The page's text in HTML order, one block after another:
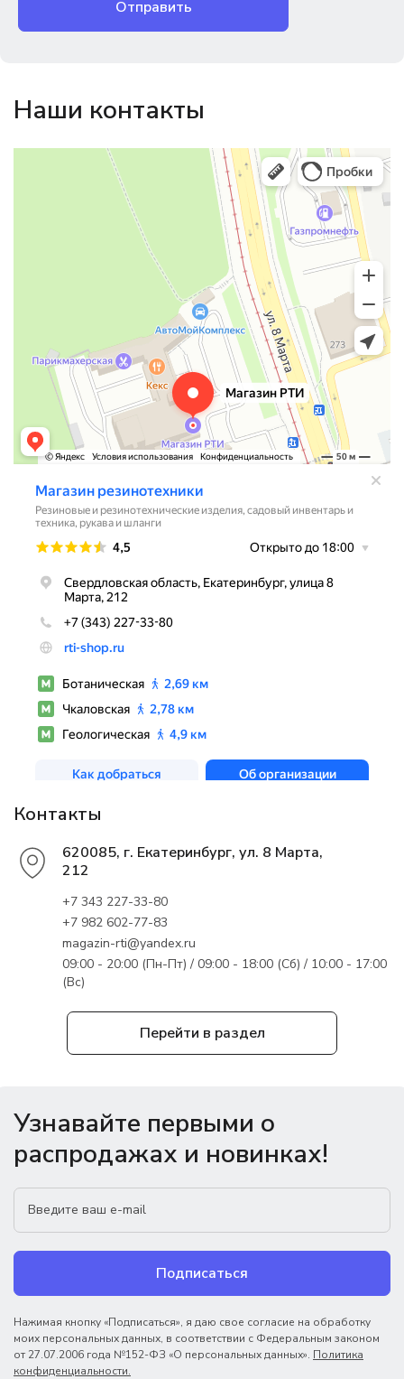
Отправить
Наши контакты
Перейти в раздел
Магазин резинотехники
Резиновые и резинотехнические изделия в Екатеринбурге
Садовый инвентарь и техника в Екатеринбурге
Контакты
620085, г. Екатеринбург, ул. 8 Марта,
212
+7 343 227-33-80
+7 982 602-77-83
magazin-rti@yandex.ru
09:00 - 20:00 (Пн-Пт) / 09:00 - 18:00 (Сб) / 10:00 - 17:00
(Вс)
Узнавайте первыми о
распродажах и новинках!
Подписаться
Нажимая кнопку «Подписаться», я даю свое согласие на обработку
моих персональных данных, в соответствии с Федеральным законом
от 27.07.2006 года №152-ФЗ «О персональных данных». Политика
конфиденциальности.